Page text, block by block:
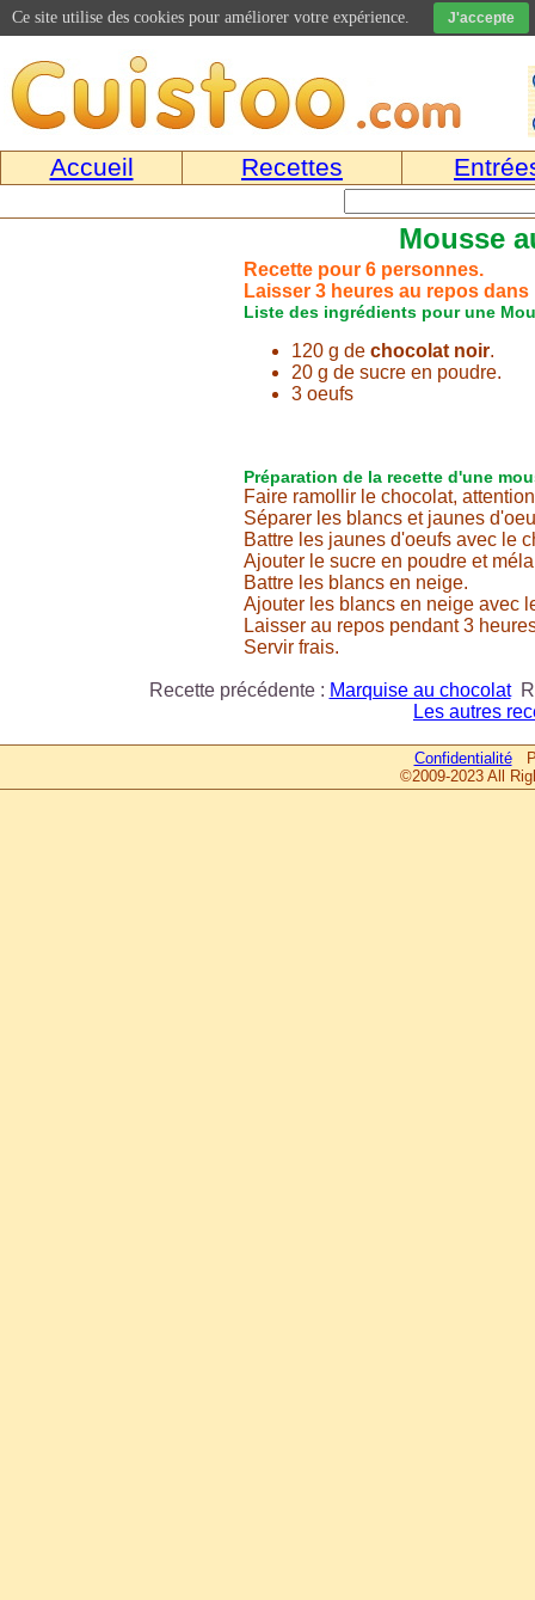
Accueil Recettes
Mousse
Recette pour 6 personnes.
Laisser 3 heures au repos dans
Liste des ingrédients pour une
120 g de chocolat noir.
20 g de sucre en poudre.
3 oeufs
Préparation de la recette d'une
Faire ramollir le chocolat,
Séparer les blancs et jaunes
Battre les jaunes d'oeufs avec le
Ajouter le sucre en poudre et
Battre les blancs en neige.
Ajouter les blancs en neige avec
Laisser au repos pendant 3
Servir frais.
Recette précédente : Marquise au chocolat
Les autres
Confidentialité
©2009-2023 All
Ce site utilise des cookies pour améliorer votre expérience. J'accepte